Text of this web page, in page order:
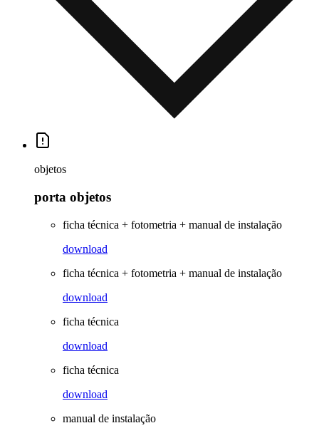
objetos
porta objetos
ficha técnica + fotometria + manual de instalação
download
ficha técnica + fotometria + manual de instalação
download
ficha técnica
download
ficha técnica
download
manual de instalação